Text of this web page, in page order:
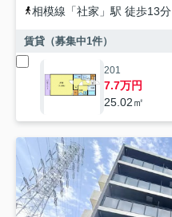
相模線 「社家 」駅 徒歩13分
賃貸（募集中1件）
201
7.7万円
25.02㎡